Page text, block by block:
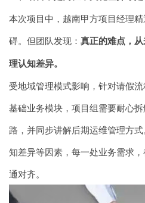
本次项目中，越南甲方项目经理
碍。但团队发现： 真正的难点，
理认知差异。
受地域管理模式影响，针对请假
基础业务模块，项目组需要耐心
路，并同步讲解后期运维管理方
知差异等因素，每一处业务需求
通对齐。